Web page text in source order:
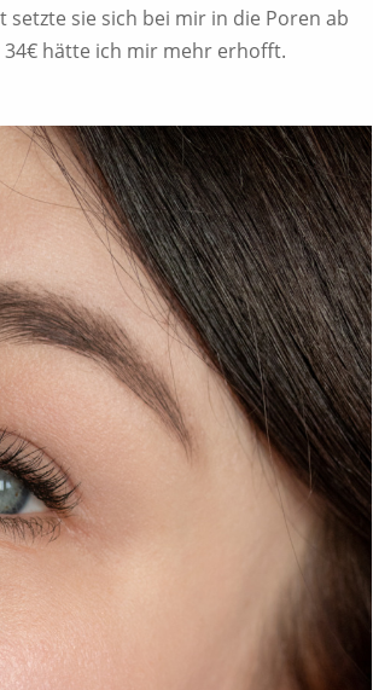
sie sich bei mir in die Poren ab
hätte ich mir mehr erhofft.